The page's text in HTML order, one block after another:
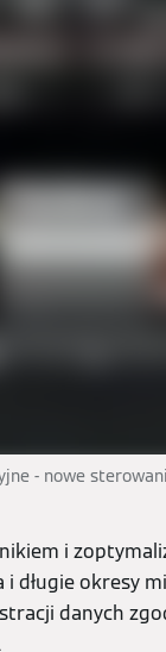
- nowe
i
i długie okresy
danych